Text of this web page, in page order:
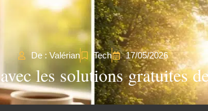
De : Valérian Tech 17/05/2026
les solutions gratuites